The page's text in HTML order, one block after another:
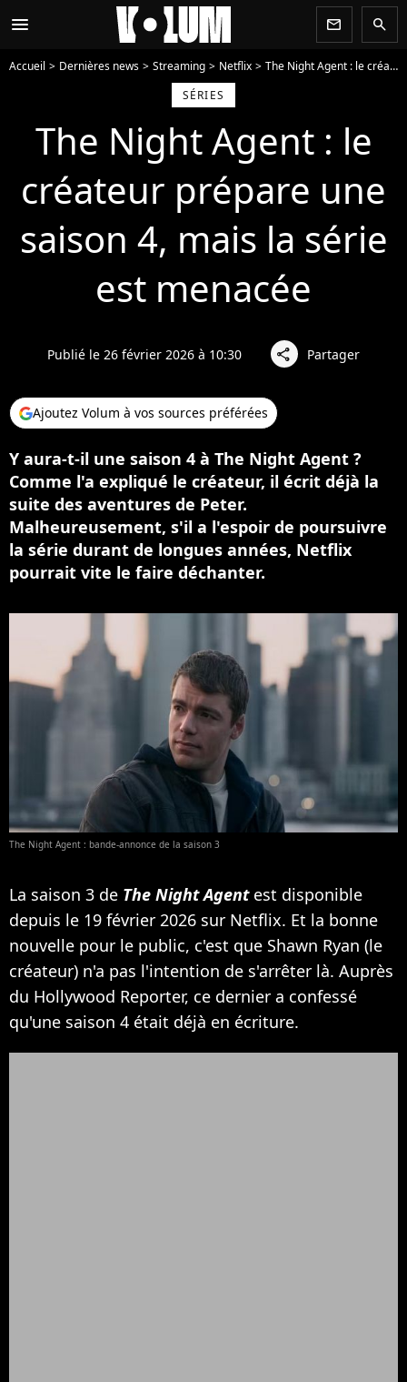
menu newsletter search
Accueil Dernières news Streaming Netflix
The Night Agent : le créateur prépare une saison 4, mais la série est menacée
SÉRIES
The Night Agent : le
créateur prépare une
saison 4, mais la série
est menacée
Publié le 26 février 2026 à 10:30 share Partager
Ajoutez Volum à vos sources préférées
Y aura-t-il une saison 4 à The Night Agent ?
Comme l'a expliqué le créateur, il écrit déjà la
suite des aventures de Peter.
Malheureusement, s'il a l'espoir de poursuivre
la série durant de longues années, Netflix
pourrait vite le faire déchanter.
The Night Agent : bande-annonce de la saison 3
La saison 3 de The Night Agentest disponible
depuis le 19 février 2026 sur Netflix. Et la bonne
nouvelle pour le public, c'est que Shawn Ryan (le
créateur) n'a pas l'intention de s'arrêter là. Auprès
du Hollywood Reporter, ce dernier a confessé
qu'une saison 4 était déjà en écriture.